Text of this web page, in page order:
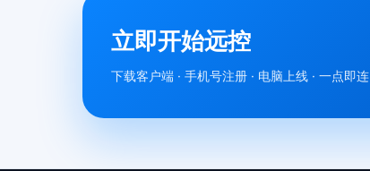
立即开始远控
下载客户端 · 手机号注册 · 电脑上线 · 一点即连